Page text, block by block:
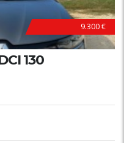
9.300 €
130